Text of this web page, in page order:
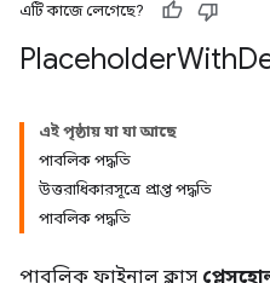
এটি কাজে লেগেছে?
PlaceholderWith
এই পৃষ্ঠায় যা যা আছে
পাবলিক পদ্ধতি
উত্তরাধিকারসূত্রে প্রাপ্ত পদ্ধতি
পাবলিক পদ্ধতি
পাবলিক ফাইনাল ক্লাস